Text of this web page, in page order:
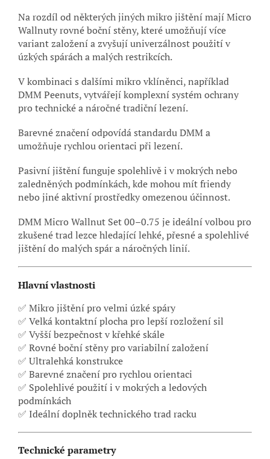
Na rozdíl od některých jiných mikro jištění mají Micro
Wallnuty rovné boční stěny, které umožňují více
variant založení a zvyšují univerzálnost použití v
úzkých spárách a malých restrikcích.
V kombinaci s dalšími mikro vklíněnci, například
DMM Peenuts, vytvářejí komplexní systém ochrany
pro technické a náročné tradiční lezení.
Barevné značení odpovídá standardu DMM a
umožňuje rychlou orientaci při lezení.
Pasivní jištění funguje spolehlivě i v mokrých nebo
zaledněných podmínkách, kde mohou mít friendy
nebo jiné aktivní prostředky omezenou účinnost.
DMM Micro Wallnut Set 00–0.75 je ideální volbou pro
zkušené trad lezce hledající lehké, přesné a spolehlivé
jištění do malých spár a náročných linií.
Hlavní vlastnosti
✅ Mikro jištění pro velmi úzké spáry
✅ Velká kontaktní plocha pro lepší rozložení sil
✅ Vyšší bezpečnost v křehké skále
✅ Rovné boční stěny pro variabilní založení
✅ Ultralehká konstrukce
✅ Barevné značení pro rychlou orientaci
✅ Spolehlivé použití i v mokrých a ledových
podmínkách
✅ Ideální doplněk technického trad racku
Technické parametry